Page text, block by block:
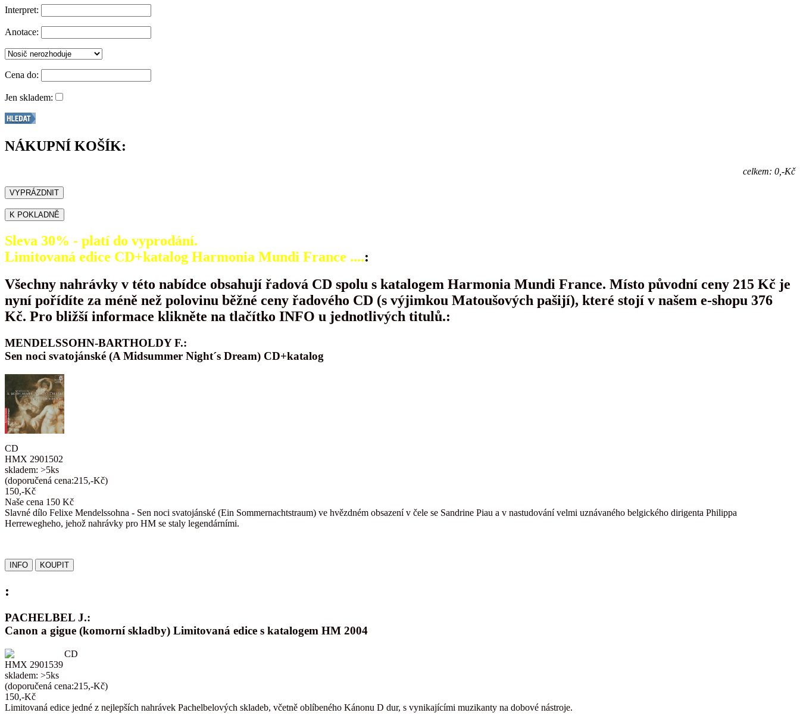
Interpret:
Anotace:
Cena do:
Jen skladem:
NÁKUPNÍ KOŠÍK:
celkem: 0,-Kč
Sleva 30% - platí do vyprodání.
Limitovaná edice CD+katalog Harmonia Mundi France ....:
Všechny nahrávky v této nabídce obsahují řadová CD spolu s katalogem Harmonia Mundi France. Místo původní ceny 215 Kč je
nyní pořídíte za méně než polovinu běžné ceny řadového CD (s výjimkou Matoušových pašijí), které stojí v našem e-shopu 376
Kč. Pro bližší informace klikněte na tlačítko INFO u jednotlivých titulů.:
MENDELSSOHN-BARTHOLDY F.:
Sen noci svatojánské (A Midsummer Night´s Dream) CD+katalog
CD
HMX 2901502
skladem: >5ks
(doporučená cena:215,-Kč)
150,-Kč
Naše cena 150 Kč
Slavné dílo Felixe Mendelssohna - Sen noci svatojánské (Ein Sommernachtstraum) ve hvězdném obsazení v čele se Sandrine Piau a v nastudování velmi uznávaného belgického dirigenta Philippa
Herrewegheho, jehož nahrávky pro HM se staly legendárními.
:
PACHELBEL J.:
Canon a gigue (komorní skladby) Limitovaná edice s katalogem HM 2004
CD
HMX 2901539
skladem: >5ks
(doporučená cena:215,-Kč)
150,-Kč
Limitovaná edice jedné z nejlepších nahrávek Pachelbelových skladeb, včetně oblíbeného Kánonu D dur, s vynikajícími muzikanty na dobové nástroje.